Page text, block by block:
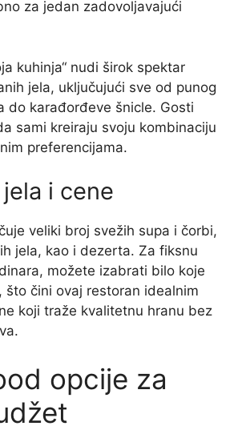
za jedan zadovoljavajući
kuhinja“ nudi širok spektar
jela, uključujući sve od punog
do karađorđeve šnicle. Gosti
sami kreiraju svoju kombinaciju
preferencijama.
i cene
veliki broj svežih supa i čorbi,
jela, kao i dezerta. Za fiksnu
možete izabrati bilo koje
što čini ovaj restoran idealnim
koji traže kvalitetnu hranu bez
opcije za